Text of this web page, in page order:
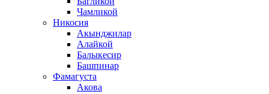
Чамликой
Никосия
Акынджилар
Алайкой
Балыкесир
Башпинар
Фамагуста
Акова